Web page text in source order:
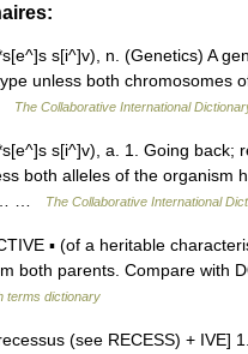
s[i^]v), n. (Genetics) A
unless both chromosomes
The Collaborative International
s[i^]v), a. 1. Going back;
both alleles of the organism
…
The Collaborative International
▪ (of a heritable
both parents. Compare with
terms dictionary
(see RECESS) + IVE]